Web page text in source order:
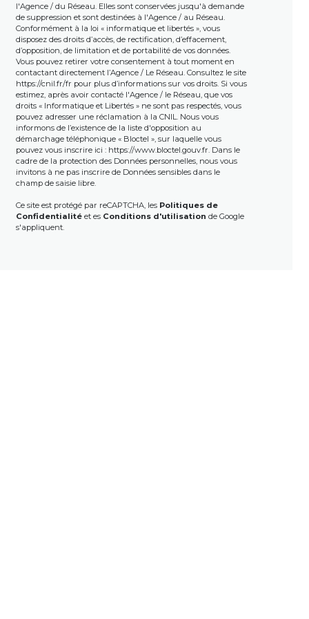
l'Agence / du Réseau. Elles sont conservées jusqu'à demande
de suppression et sont destinées à l'Agence / au Réseau.
Conformément à la loi « informatique et libertés », vous
disposez des droits d’accès, de rectification, d’effacement,
d’opposition, de limitation et de portabilité de vos données.
Vous pouvez retirer votre consentement à tout moment en
contactant directement l’Agence / Le Réseau. Consultez le site
https://cnil.fr/fr pour plus d’informations sur vos droits. Si vous
estimez, après avoir contacté l'Agence / le Réseau, que vos
droits « Informatique et Libertés » ne sont pas respectés, vous
pouvez adresser une réclamation à la CNIL. Nous vous
informons de l’existence de la liste d'opposition au
démarchage téléphonique « Bloctel », sur laquelle vous
pouvez vous inscrire ici : https://www.bloctel.gouv.fr . Dans le
cadre de la protection des Données personnelles, nous vous
invitons à ne pas inscrire de Données sensibles dans le
champ de saisie libre.
Ce site est protégé par reCAPTCHA, les Politiques de
Confidentialitéet es Conditions d'utilisation de Google
s'appliquent.